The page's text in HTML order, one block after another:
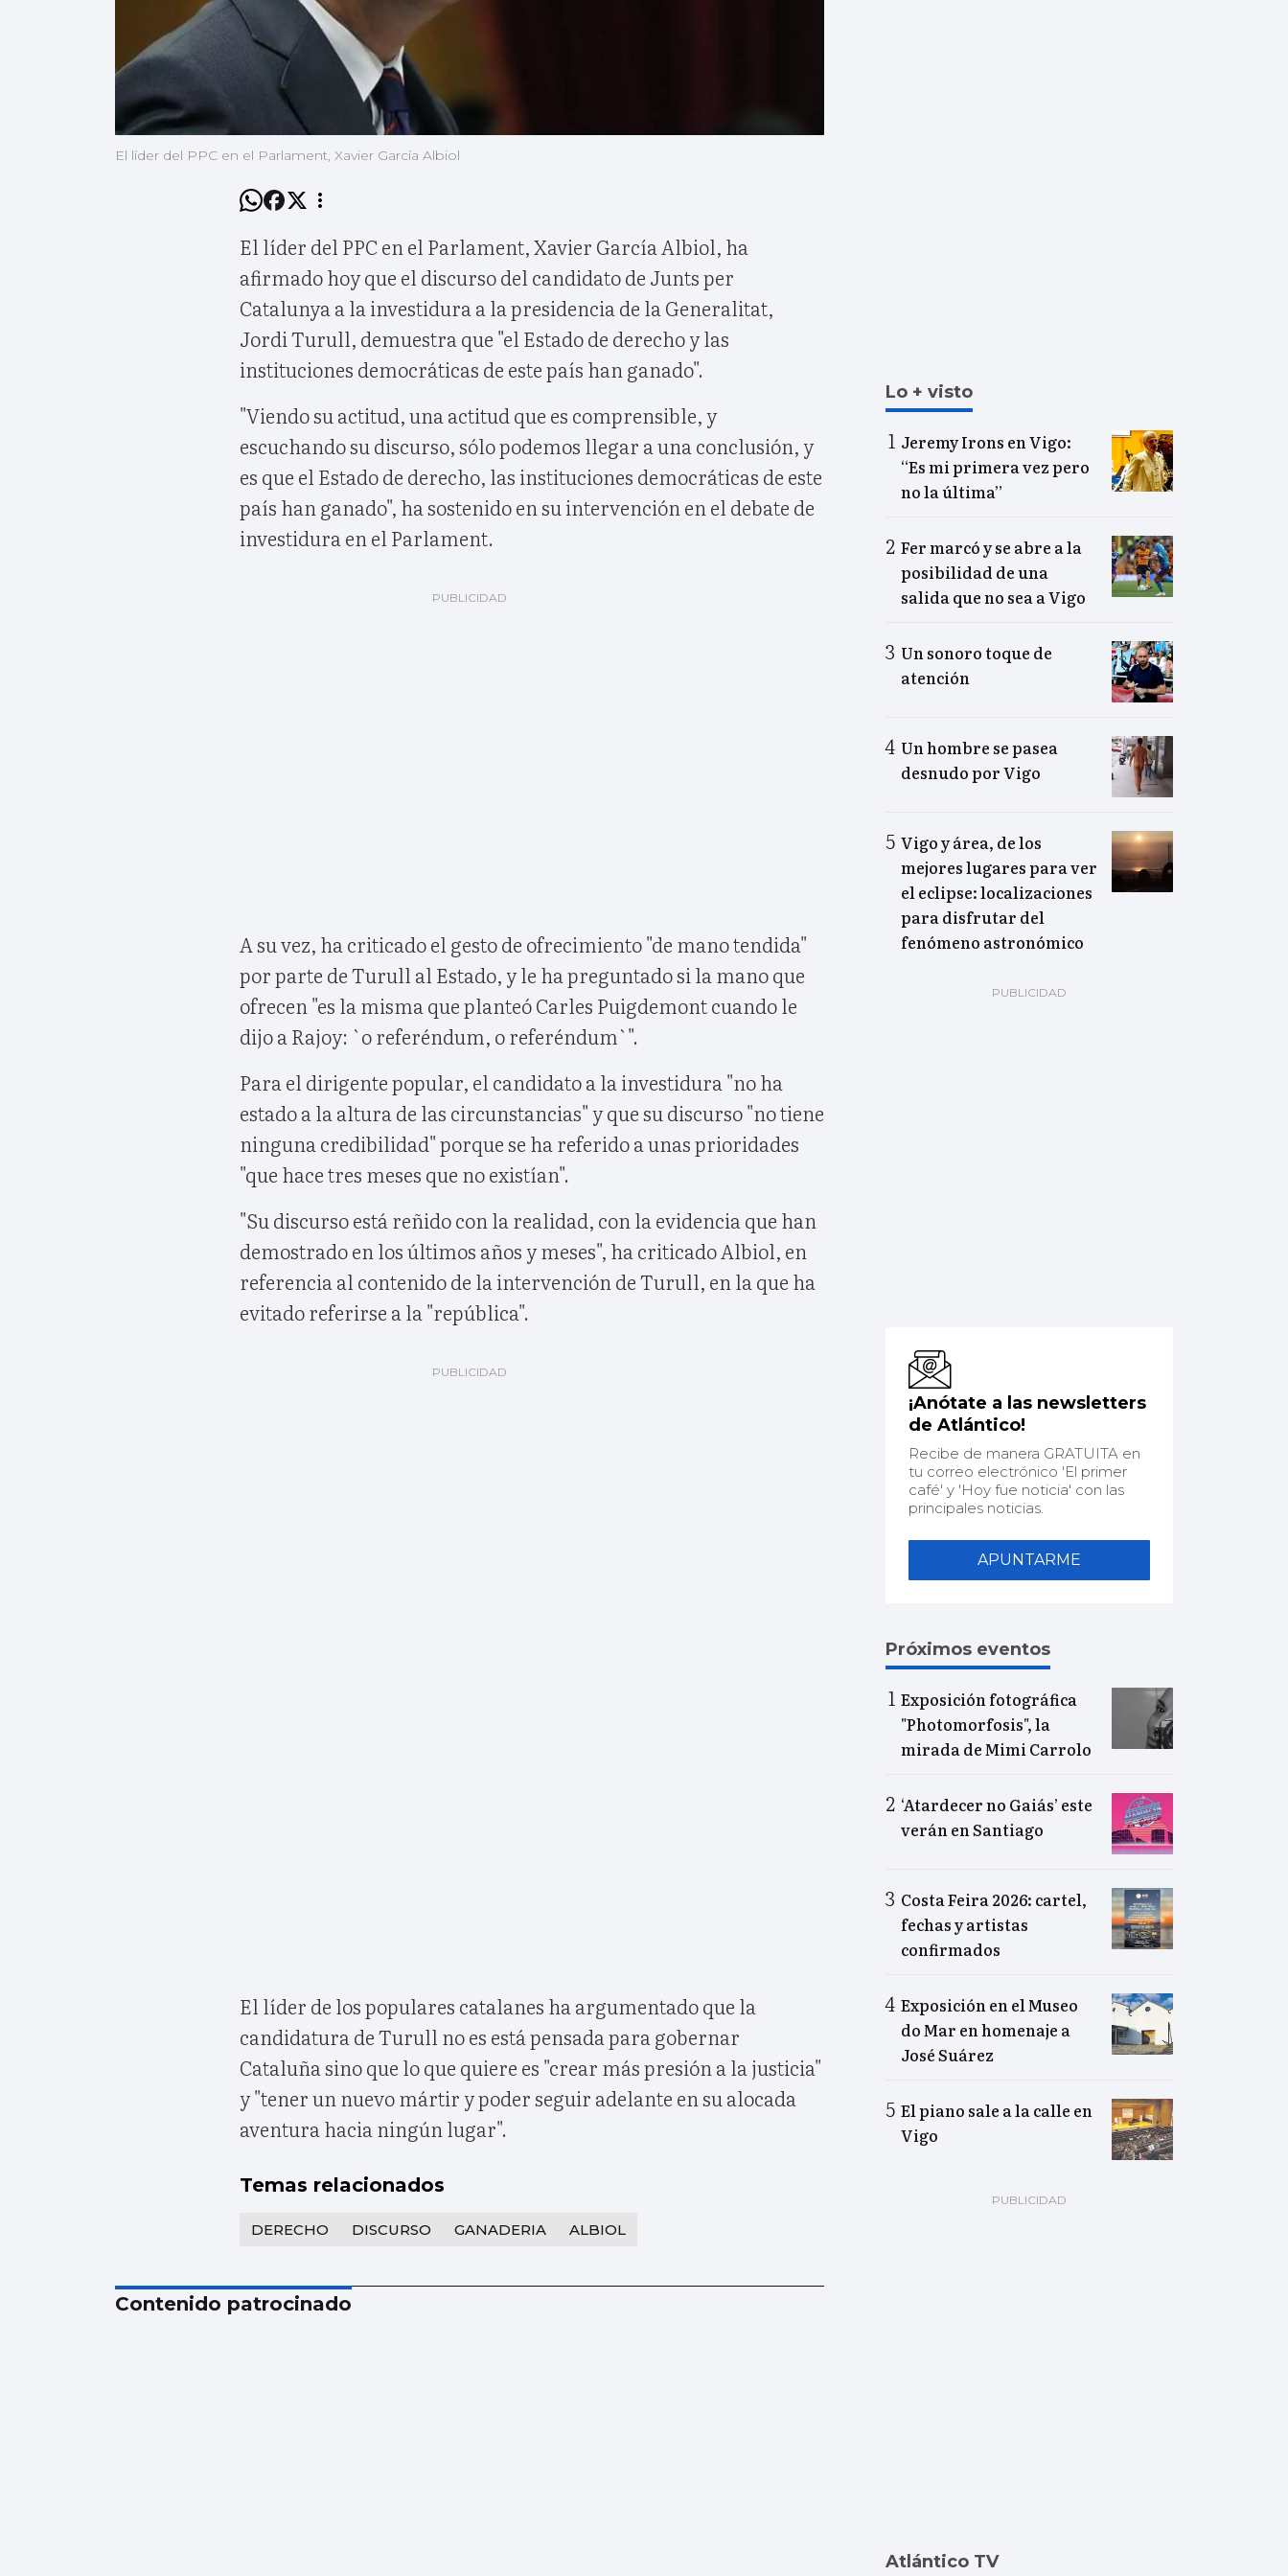
El líder del PPC en el Parlament, Xavier García Albiol
El líder del PPC en el Parlament, Xavier García Albiol, ha
afirmado hoy que el discurso del candidato de Junts per
Catalunya a la investidura a la presidencia de la Generalitat,
Jordi Turull, demuestra que "el Estado de derecho y las
instituciones democráticas de este país han ganado".
"Viendo su actitud, una actitud que es comprensible, y
escuchando su discurso, sólo podemos llegar a una conclusión, y
es que el Estado de derecho, las instituciones democráticas de este
país han ganado", ha sostenido en su intervención en el debate de
investidura en el Parlament.
A su vez, ha criticado el gesto de ofrecimiento "de mano tendida"
por parte de Turull al Estado, y le ha preguntado si la mano que
ofrecen "es la misma que planteó Carles Puigdemont cuando le
dijo a Rajoy: `o referéndum, o referéndum`".
Para el dirigente popular, el candidato a la investidura "no ha
estado a la altura de las circunstancias" y que su discurso "no tiene
ninguna credibilidad" porque se ha referido a unas prioridades
"que hace tres meses que no existían".
"Su discurso está reñido con la realidad, con la evidencia que han
demostrado en los últimos años y meses", ha criticado Albiol, en
referencia al contenido de la intervención de Turull, en la que ha
evitado referirse a la "república".
El líder de los populares catalanes ha argumentado que la
candidatura de Turull no es está pensada para gobernar
Cataluña sino que lo que quiere es "crear más presión a la justicia"
y "tener un nuevo mártir y poder seguir adelante en su alocada
aventura hacia ningún lugar".
Temas relacionados
DERECHO DISCURSO GANADERIA ALBIOL
Contenido patrocinado
Lo + visto
Jeremy Irons en Vigo:
“Es mi primera vez pero
no la última”
Fer marcó y se abre a la
posibilidad de una
salida que no sea a Vigo
Un sonoro toque de
atención
Un hombre se pasea
desnudo por Vigo
Vigo y área, de los
mejores lugares para ver
el eclipse: localizaciones
para disfrutar del
fenómeno astronómico
¡Anótate a las newsletters
de Atlántico!
Recibe de manera GRATUITA en
tu correo electrónico 'El primer
café' y 'Hoy fue noticia' con las
principales noticias.
APUNTARME
Próximos eventos
Exposición fotográfica
"Photomorfosis", la
mirada de Mimi Carrolo
‘Atardecer no Gaiás’ este
verán en Santiago
Costa Feira 2026: cartel,
fechas y artistas
confirmados
Exposición en el Museo
do Mar en homenaje a
José Suárez
El piano sale a la calle en
Vigo
Atlántico TV